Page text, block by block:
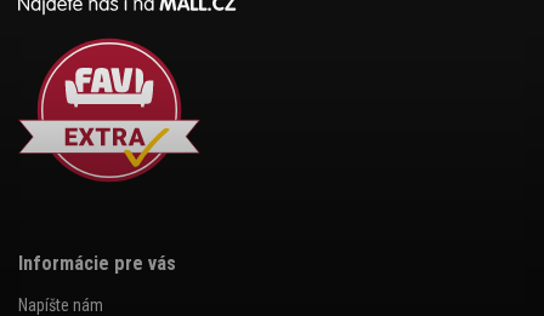
Informácie pre vás
Napíšte nám